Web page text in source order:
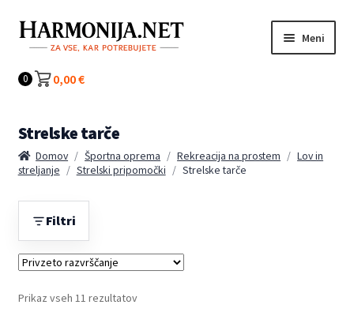
Preskoči
na
navigacijo
Preskoči
na
vsebino
Meni
0 0,00€
Strelske tarče
Domov / Športna oprema / Rekreacija na prostem / Lov in
streljanje / Strelski pripomočki / Strelske tarče
Filtri
Prikaz vseh 11 rezultatov